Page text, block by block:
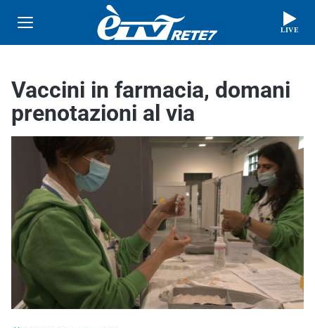
LIVE
Vaccini in farmacia, domani
prenotazioni al via